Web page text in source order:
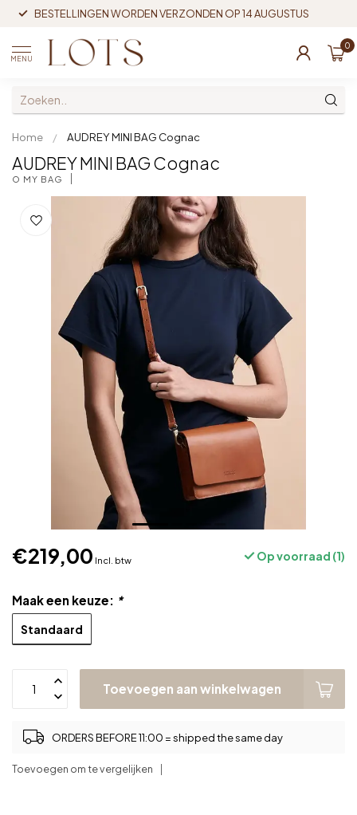
BESTELLINGEN WORDEN VERZONDEN OP 14 AUGUSTUS
MENU
0
Home / AUDREY MINI BAG Cognac
AUDREY MINI BAG Cognac
O MY BAG
€219,00 Incl. btw Op voorraad (1)
Maak een keuze: *
Standaard
Toevoegen aan winkelwagen
ORDERS BEFORE 11:00 = shipped the same day
Toevoegen om te vergelijken